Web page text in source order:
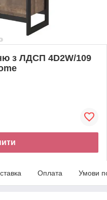
з ЛДСП 4D2W/109
Оплата Умови